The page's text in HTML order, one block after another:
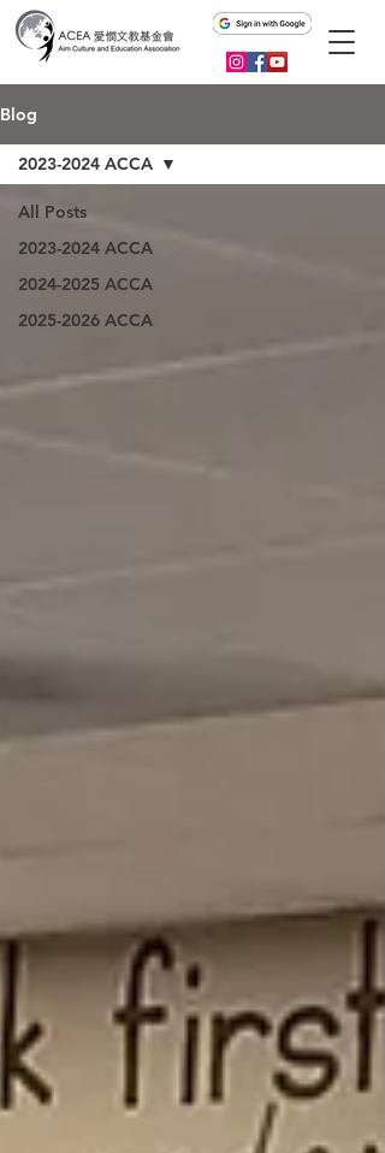
Blog
All Posts
2023-2024 ACCA
2024-2025 ACCA
2025-2026 ACCA
2023-2024 ACCA